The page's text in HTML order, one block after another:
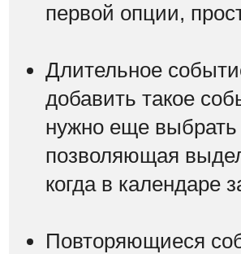
первой опции,
Длительное
добавить такое
нужно еще выбрать
позволяющая
когда в календаре
Повторяющиеся